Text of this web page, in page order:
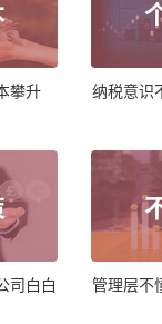
攀升 纳税意识
司白白
管理层不